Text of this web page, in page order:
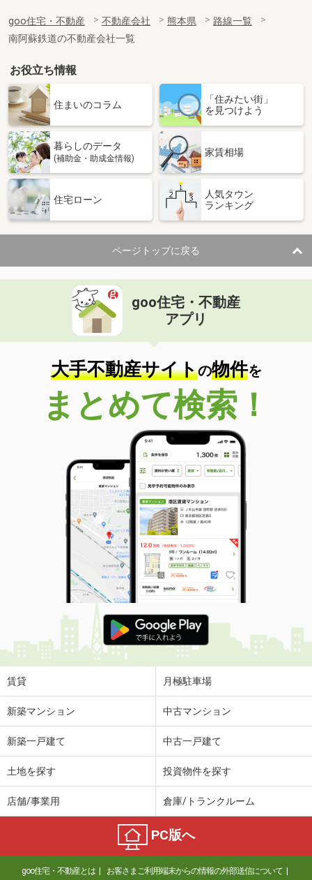
goo住宅・不動産 不動産会社 熊本県
路線一覧
南阿蘇鉄道の不動産会社一覧
お役立ち情報
住まいのコラム
「住みたい街」
を見つけよう
暮らしのデータ
(補助金・助成金情報)
家賃相場
住宅ローン
人気タウン
ランキング
ページトップに戻る
goo住宅・不動産
アプリ
大手不動産サイトの物件を
まとめて検索！
賃貸 月極駐車場
新築マンション 中古マンション
新築一戸建て 中古一戸建て
土地を探す 投資物件を探す
店舗/事業用 倉庫/トランクルーム
PC版へ
goo住宅・不動産とは お客さまご利用端末からの情報の外部送信について